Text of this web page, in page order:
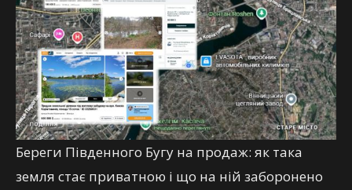
Береги Південного Бугу на продаж: як така
земля стає приватною і що на ній заборонено